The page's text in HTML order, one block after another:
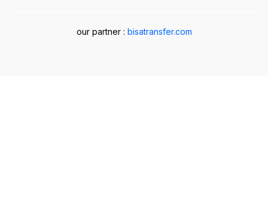
our partner : bisatransfer.com